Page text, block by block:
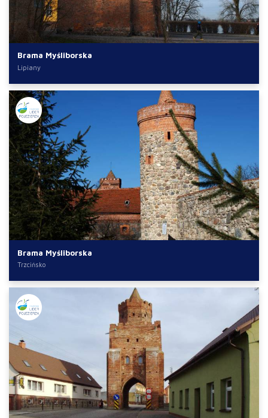
Brama Myśliborska
Lipiany
Brama Myśliborska
Trzcińsko